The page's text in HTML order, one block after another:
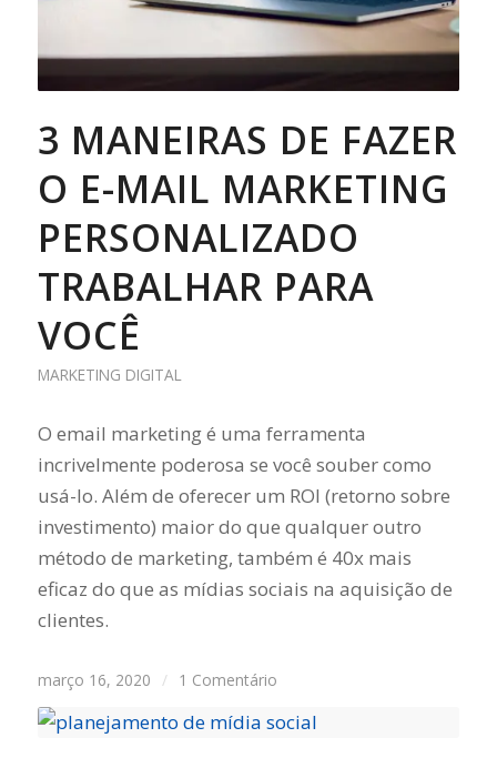
3 MANEIRAS DE FAZER
O E-MAIL MARKETING
PERSONALIZADO
TRABALHAR PARA
VOCÊ
MARKETING DIGITAL
O email marketing é uma ferramenta
incrivelmente poderosa se você souber como
usá-lo. Além de oferecer um ROI (retorno sobre
investimento) maior do que qualquer outro
método de marketing, também é 40x mais
eficaz do que as mídias sociais na aquisição de
clientes.
março 16, 2020 / 1 Comentário